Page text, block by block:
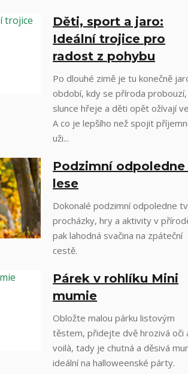
Děti, sport a jaro:
Ideální trojice pro
radost z pohybu
Po dlouhé zimě je tu konečně
období, kdy se příroda probouzí,
slunce hřeje a děti opět ožívají
A co je lepšího než spojit
uži...
Podzimní odpoledne
lese
Dokonalé podzimní odpoledne
procházky, hry a aktivity v
pak lahodná svačina na zpáteční
cestě.
Párek v rohlíku Mini
mumie
Obložte malou párku listovým
těstem, přidejte dvě hrozivá oči
voilà, tady je chutná a děsivá
ideální na halloweenské párty.